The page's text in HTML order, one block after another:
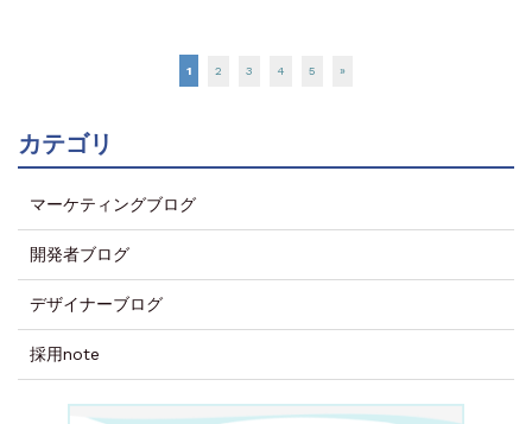
1 2 3 4 5 »
カテゴリ
マーケティングブログ
開発者ブログ
デザイナーブログ
採用note